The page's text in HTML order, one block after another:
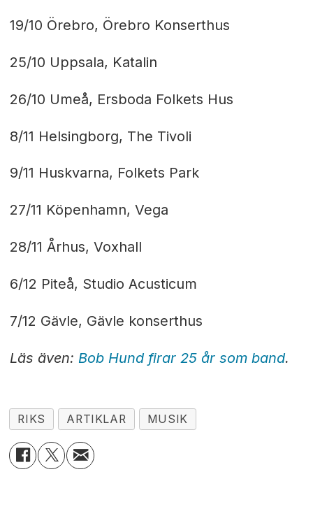
19/10 Örebro, Örebro Konserthus
25/10 Uppsala, Katalin
26/10 Umeå, Ersboda Folkets Hus
8/11 Helsingborg, The Tivoli
9/11 Huskvarna, Folkets Park
27/11 Köpenhamn, Vega
28/11 Århus, Voxhall
6/12 Piteå, Studio Acusticum
7/12 Gävle, Gävle konserthus
Läs även: Bob Hund firar 25 år som band.
RIKS ARTIKLAR MUSIK